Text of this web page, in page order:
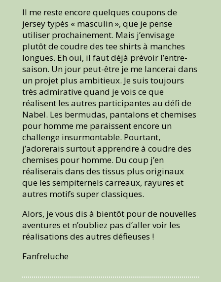
Il me reste encore quelques coupons de
jersey typés « masculin », que je pense
utiliser prochainement. Mais j’envisage
plutôt de coudre des tee shirts à manches
longues. Eh oui, il faut déjà prévoir l’entre-
saison. Un jour peut-être je me lancerai dans
un projet plus ambitieux. Je suis toujours
très admirative quand je vois ce que
réalisent les autres participantes au défi de
Nabel. Les bermudas, pantalons et chemises
pour homme me paraissent encore un
challenge insurmontable. Pourtant,
j’adorerais surtout apprendre à coudre des
chemises pour homme. Du coup j’en
réaliserais dans des tissus plus originaux
que les sempiternels carreaux, rayures et
autres motifs super classiques.
Alors, je vous dis à bientôt pour de nouvelles
aventures et n’oubliez pas d’aller voir les
réalisations des autres défieuses !
Fanfreluche